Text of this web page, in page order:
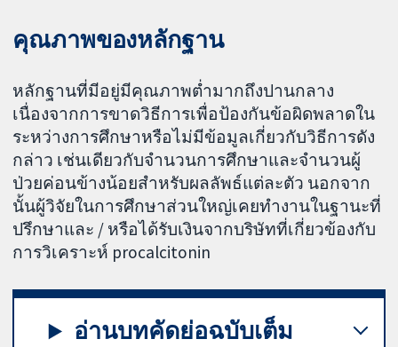
คุณภาพของหลักฐาน
หลักฐานที่มีอยู่มีคุณภาพต่ำมากถึงปานกลาง
เนื่องจากการขาดวิธีการเพื่อป้องกันข้อผิดพลาดใน
ระหว่างการศึกษาหรือไม่มีข้อมูลเกี่ยวกับวิธีการดัง
กล่าว เช่นเดียวกับจำนวนการศึกษาและจำนวนผู้
ป่วยค่อนข้างน้อยสำหรับผลลัพธ์แต่ละตัว นอกจาก
นั้นผู้วิจัยในการศึกษาส่วนใหญ่เคยทำงานในฐานะที่
ปรึกษาและ / หรือได้รับเงินจากบริษัทที่เกี่ยวข้องกับ
การวิเคราะห์ procalcitonin
อ่านบทคัดย่อฉบับเต็ม